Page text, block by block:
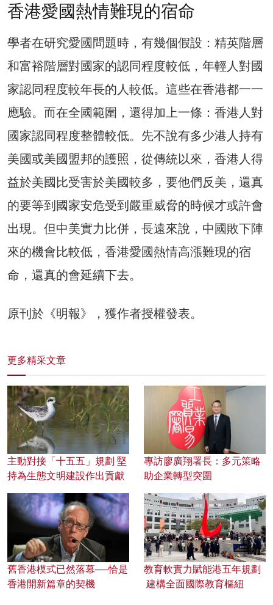
香港愛國熱情難現的宿命
學者在研究愛國問題時，有幾個假設：精英階層
和富裕階層對國家的認同程度較低，年輕人對國
家認同程度較年長的人較低。這些在香港都一一
應驗。而在全國範圍，還得加上一條：香港人對
國家認同程度整體較低。先不說有多少港人持有
美國或美國盟邦的護照，從傳統以來，香港人得
益於美國比受害於美國較多，要他們反美，還真
的要等到國家安危受到嚴重威脅的時候才或許會
出現。但中美實力比併，長遠來說，中國敗下陣
來的機會比較低，香港愛國熱情高漲難現的宿
命，還真的會延續下去。
原刊於《明報》，獲作者授權發表。
更多精采文章
主動對接「十五五」規劃 堅
持為生態文明建設作出貢獻
專訪廖廣翔署長：多元策略
助企業轉型突圍
舊香港模式已然落幕──恰是
香港開新篇章的契機
教育軟實力賦能港五年規劃
建構全面國際教育樞紐